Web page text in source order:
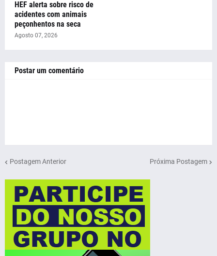
HEF alerta sobre risco de
acidentes com animais
peçonhentos na seca
Agosto 07, 2026
Postar um comentário
Postagem Anterior Próxima Postagem